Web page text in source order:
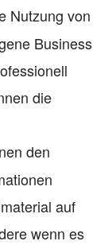
Nutzung von
Business
die
den
auf
wenn es